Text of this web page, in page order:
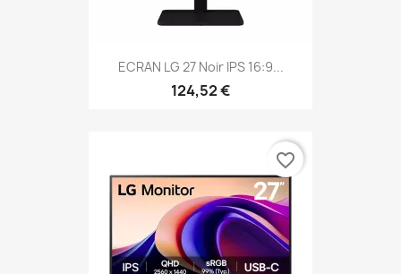
ECRAN LG 27 Noir IPS 16:9...
124,52 €
favorite_border